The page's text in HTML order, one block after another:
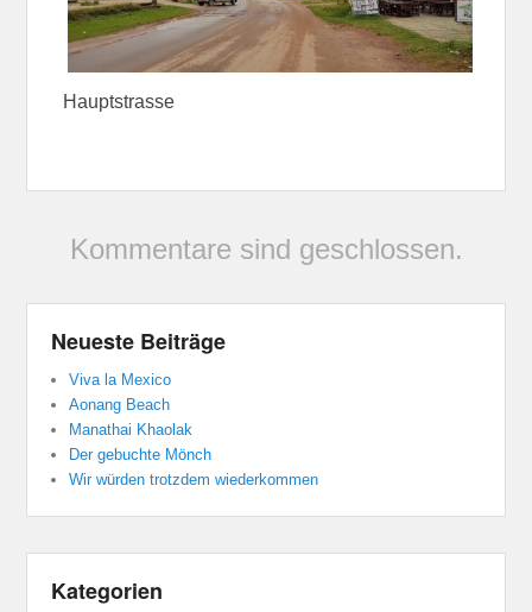
Hauptstrasse
Kommentare sind geschlossen.
Neueste Beiträge
Viva la Mexico
Aonang Beach
Manathai Khaolak
Der gebuchte Mönch
Wir würden trotzdem wiederkommen
Kategorien